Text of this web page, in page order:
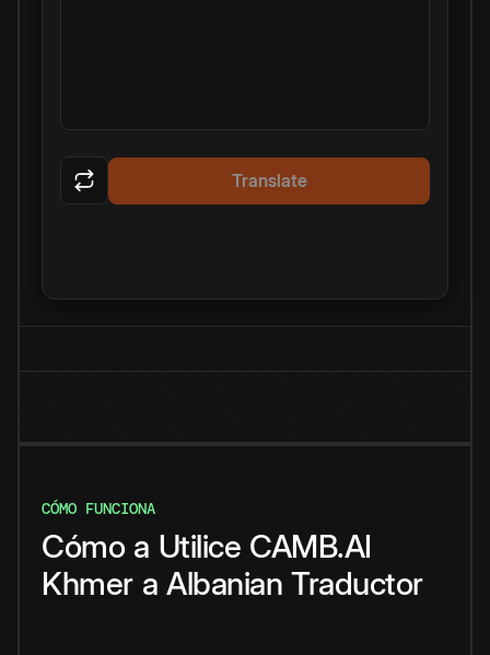
Translate
CÓMO FUNCIONA
Cómo a Utilice CAMB.AI
Khmer a Albanian Traductor